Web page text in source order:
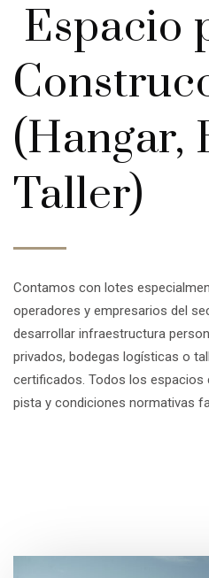
Espacio
(Hangar,
Taller)
Contamos con lotes
operadores y empresarios del
desarrollar infraestructura
privados, bodegas logísticas o
certificados. Todos los
pista y condiciones normativas